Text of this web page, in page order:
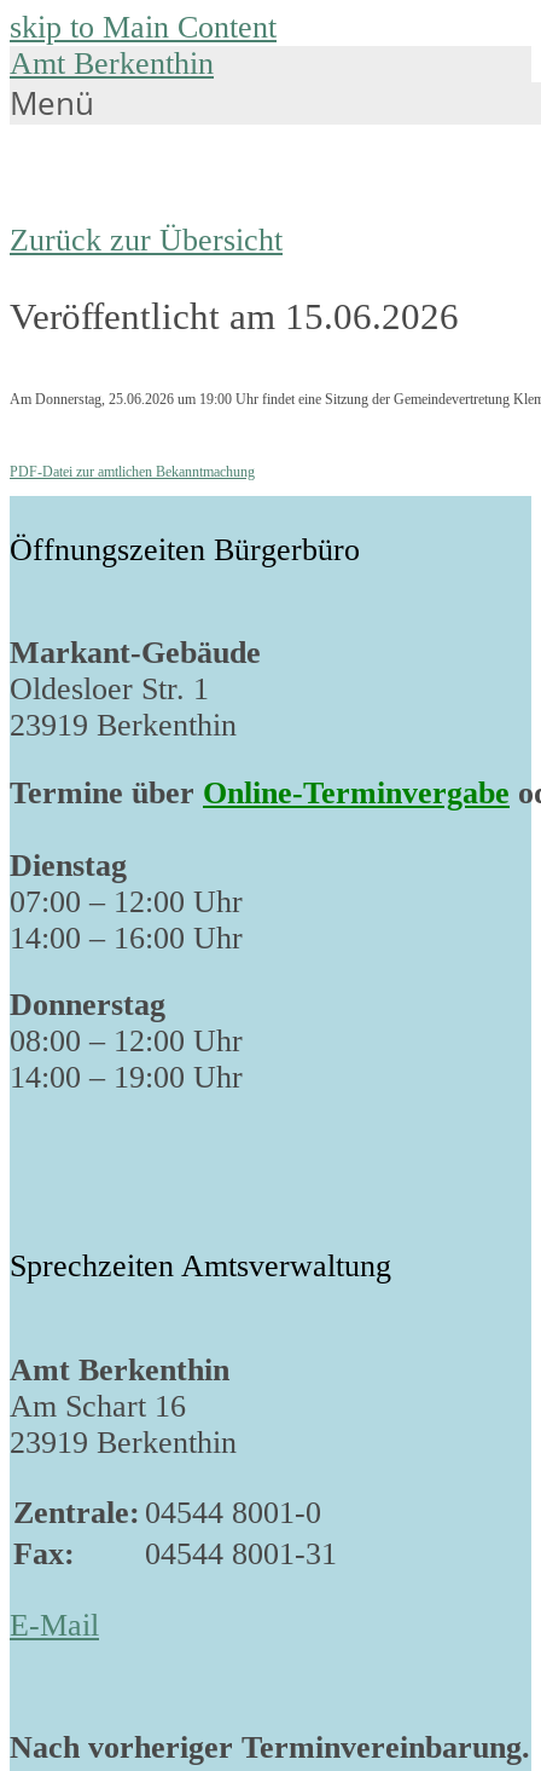
skip to Main Content
Amt Berkenthin
Menü
Zurück zur Übersicht
Veröffentlicht am 15.06.2026
Am Donnerstag, 25.06.2026 um 19:00 Uhr findet eine Sitzung der Gemeindevertretung
PDF-Datei zur amtlichen Bekanntmachung
Öffnungszeiten Bürgerbüro
Markant-Gebäude
Oldesloer Str. 1
23919 Berkenthin
Termine über Online-Terminvergabe
Dienstag
07:00 – 12:00 Uhr
14:00 – 16:00 Uhr
Donnerstag
08:00 – 12:00 Uhr
14:00 – 19:00 Uhr
Sprechzeiten Amtsverwaltung
Amt Berkenthin
Am Schart 16
23919 Berkenthin
Zentrale: 04544 8001-0
Fax:
04544 8001-31
E-Mail
Nach vorheriger Terminvereinbarung.